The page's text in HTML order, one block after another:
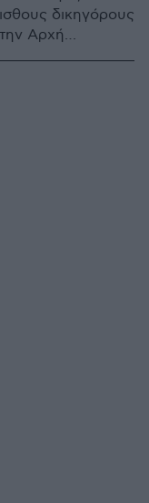
δικηγόρους
Αρχή